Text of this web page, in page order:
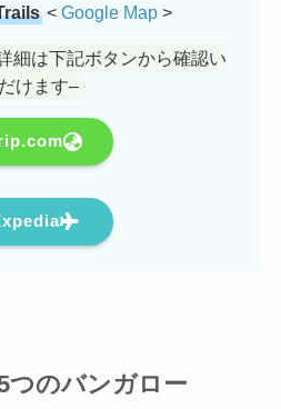
< Google Map>
細は下記ボタンから確認い
けます–
つのバンガロー